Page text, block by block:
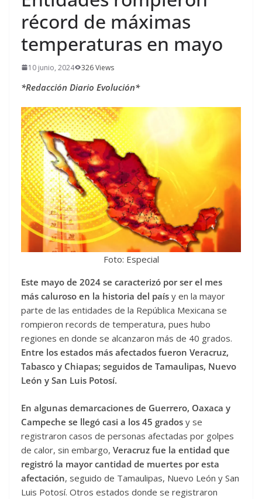
récord de máximas
temperaturas en mayo
10 junio, 2024 326 Views
*Redacción Diario Evolución*
Foto: Especial
Este mayo de 2024 se caracterizó por ser el mes
más caluroso en la historia del país y en la mayor
parte de las entidades de la República Mexicana se
rompieron records de temperatura, pues hubo
regiones en donde se alcanzaron más de 40 grados.
Entre los estados más afectados fueron Veracruz,
Tabasco y Chiapas; seguidos de Tamaulipas, Nuevo
León y San Luis Potosí.
En algunas demarcaciones de Guerrero, Oaxaca y
Campeche se llegó casi a los 45 grados y se
registraron casos de personas afectadas por golpes
de calor, sin embargo, Veracruz fue la entidad que
registró la mayor cantidad de muertes por esta
afectación, seguido de Tamaulipas, Nuevo León y San
Luis Potosí. Otros estados donde se registraron